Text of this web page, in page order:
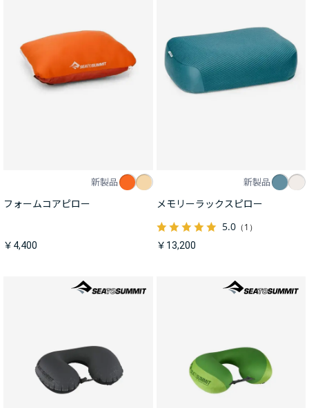
新製品
フォームコアピロー
￥4,400
新製品
メモリーラックスピロー
5.0（1）
￥13,200